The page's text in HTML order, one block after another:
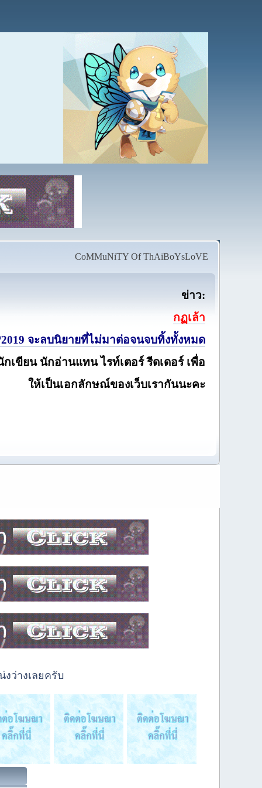
CoMMuNiTY Of ThAiBoYsLoVE
ข่าว:
กฏเล้า
2019 จะลบนิยายที่ไม่มาต่อจนจบทิ้งทั้งหมด
กเขียน นักอ่านแทน ไรท์เตอร์ รีดเดอร์ เพื่อ
ให้เป็นเอกลักษณ์ของเว็บเรากันนะคะ
งว่างเลยครับ